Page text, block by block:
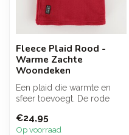
Fleece Plaid Rood -
Warme Zachte
Woondeken
Een plaid die warmte en
sfeer toevoegt. De rode
aan ...
€24,95
Op voorraad